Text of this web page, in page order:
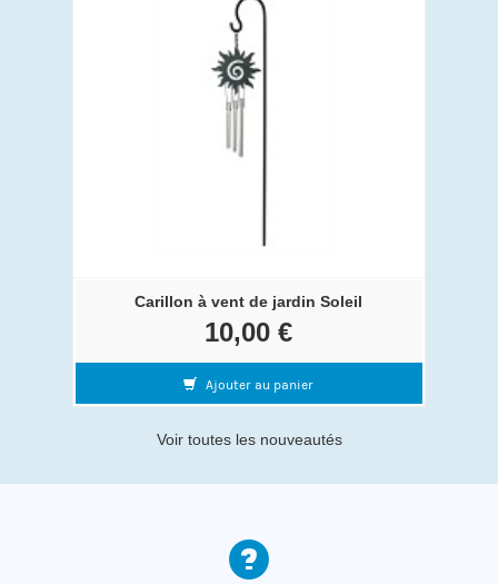
Carillon à vent de jardin Soleil
10,00 €
Ajouter au panier
Voir toutes les nouveautés